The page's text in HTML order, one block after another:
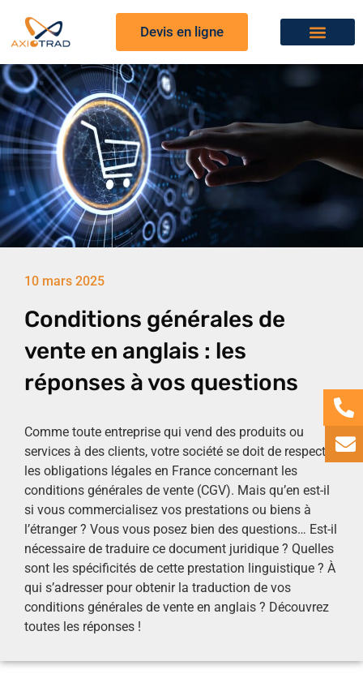
Devis en ligne
10 mars 2025
Conditions générales de
vente en anglais : les
réponses à vos questions
Comme toute entreprise qui vend des produits ou
services à des clients, votre société se doit de respecter
les obligations légales en France concernant les
conditions générales de vente (CGV). Mais qu’en est-il
si vous commercialisez vos prestations ou biens à
l’étranger ? Vous vous posez bien des questions… Est-il
nécessaire de traduire ce document juridique ? Quelles
sont les spécificités de cette prestation linguistique ? À
qui s’adresser pour obtenir la traduction de vos
conditions générales de vente en anglais ? Découvrez
toutes les réponses !